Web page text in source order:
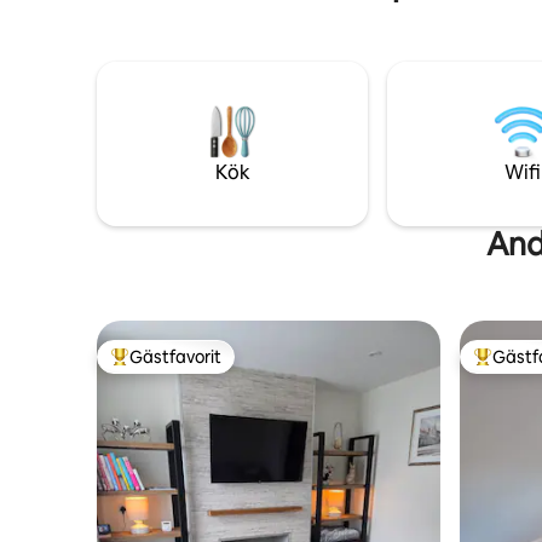
Kök Wifi
Populär gästfavorit
Gästfavorit Populär